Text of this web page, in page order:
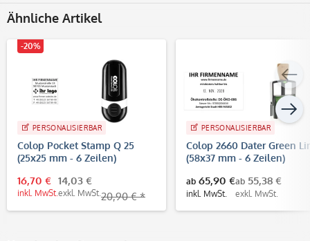
Ähnliche Artikel
-20%
PERSONALISIERBAR
Colop Pocket Stamp Q 25
(25x25 mm - 6 Zeilen)
16,70 €
inkl. MwSt.
14,03 €
exkl. MwSt. 20,90 € *
PERSONALISIERBAR
Colop 2660 Dater Green
(58x37 mm - 6 Zeilen)
ab 65,90 €
inkl. MwSt.
ab 55,38 €
exkl. MwSt.